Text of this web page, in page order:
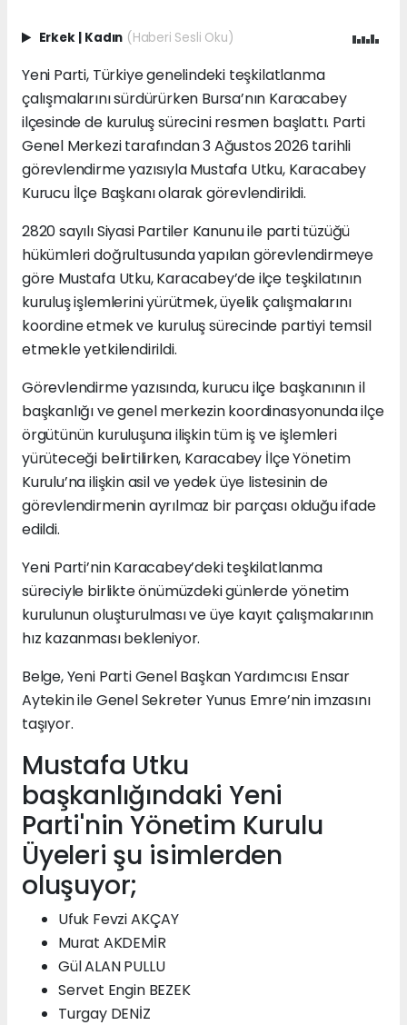
Erkek | Kadın (Haberi Sesli Oku)
Yeni Parti, Türkiye genelindeki teşkilatlanma
çalışmalarını sürdürürken Bursa’nın Karacabey
ilçesinde de kuruluş sürecini resmen başlattı. Parti
Genel Merkezi tarafından 3 Ağustos 2026 tarihli
görevlendirme yazısıyla Mustafa Utku, Karacabey
Kurucu İlçe Başkanı olarak görevlendirildi.
2820 sayılı Siyasi Partiler Kanunu ile parti tüzüğü
hükümleri doğrultusunda yapılan görevlendirmeye
göre Mustafa Utku, Karacabey’de ilçe teşkilatının
kuruluş işlemlerini yürütmek, üyelik çalışmalarını
koordine etmek ve kuruluş sürecinde partiyi temsil
etmekle yetkilendirildi.
Görevlendirme yazısında, kurucu ilçe başkanının il
başkanlığı ve genel merkezin koordinasyonunda ilçe
örgütünün kuruluşuna ilişkin tüm iş ve işlemleri
yürüteceği belirtilirken, Karacabey İlçe Yönetim
Kurulu’na ilişkin asil ve yedek üye listesinin de
görevlendirmenin ayrılmaz bir parçası olduğu ifade
edildi.
Yeni Parti’nin Karacabey’deki teşkilatlanma
süreciyle birlikte önümüzdeki günlerde yönetim
kurulunun oluşturulması ve üye kayıt çalışmalarının
hız kazanması bekleniyor.
Belge, Yeni Parti Genel Başkan Yardımcısı Ensar
Aytekin ile Genel Sekreter Yunus Emre’nin imzasını
taşıyor.
Mustafa Utku
başkanlığındaki Yeni
Parti'nin Yönetim Kurulu
Üyeleri şu isimlerden
oluşuyor;
Ufuk Fevzi AKÇAY
Murat AKDEMİR
Gül ALAN PULLU
Servet Engin BEZEK
Turgay DENİZ